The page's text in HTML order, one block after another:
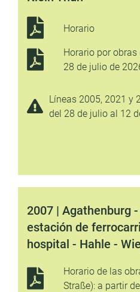
Horario
Horario por
28 de julio de
Líneas 2005, 2021 y
del 28 de julio al 12
2007 | Agathenburg
estación de
hospital - Hahle -
Horario de las
Straße): a partir